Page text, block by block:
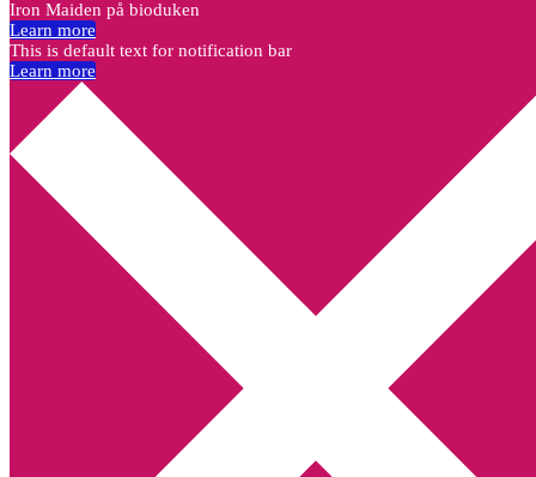
Iron Maiden på bioduken
Learn more
This is default text for notification bar
Learn more